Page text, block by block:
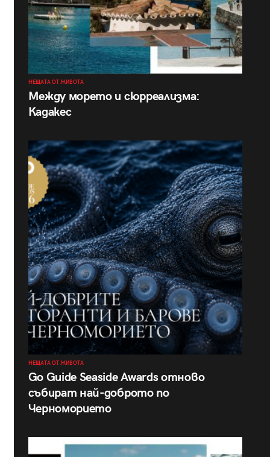
НЕЩАТА ОТ ЖИВОТА
Между морето и сюрреализма:
Кадакес
НЕЩАТА ОТ ЖИВОТА
Go Guide Seaside Awards отново
събират най-доброто по
Черноморието